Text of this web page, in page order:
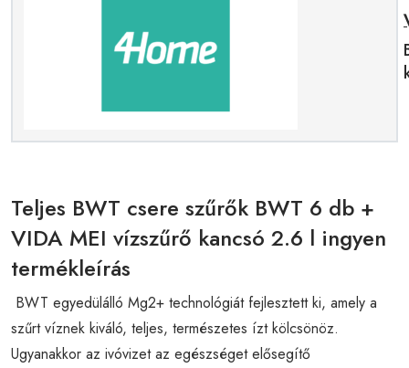
Teljes BWT csere szűrők BWT 6 db +
VIDA MEI vízszűrő kancsó 2.6 l ingyen
termékleírás
BWT egyedülálló Mg2+ technológiát fejlesztett ki, amely a
szűrt víznek kiváló, teljes, természetes ízt kölcsönöz.
Ugyanakkor az ivóvizet az egészséget elősegítő